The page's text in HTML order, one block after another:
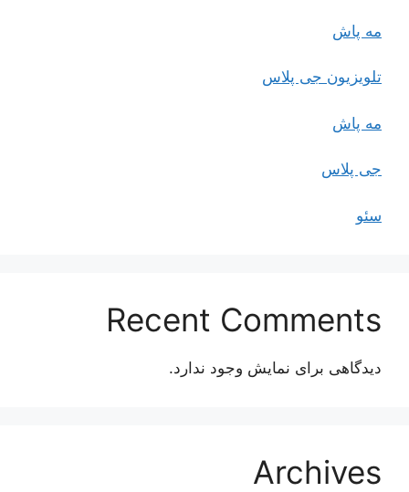
مه پاش
تلویزیون جی پلاس
مه پاش
جی پلاس
سئو
Recent Comments
دیدگاهی برای نمایش وجود ندارد.
Archives